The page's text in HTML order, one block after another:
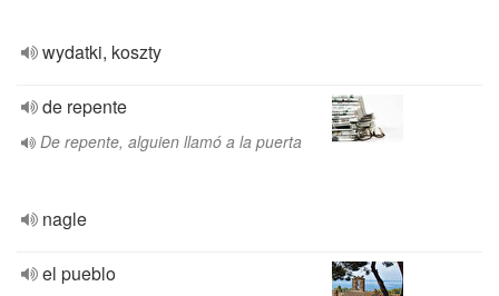
wydatki, koszty
de repente
De repente, alguien llamó a la puerta
nagle
el pueblo